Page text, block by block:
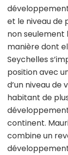
et le niveau de
non seulement
manière dont
Seychelles
position avec
d’un niveau de
habitant de
continent.
combine un